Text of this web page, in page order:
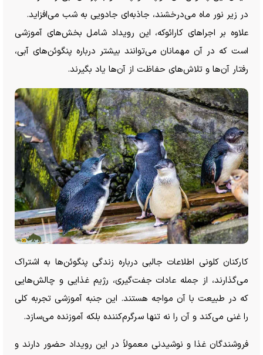
در زیر نور ماه می‌درخشند، جاذبه‌ای جادویی به شب می‌افزاید.
علاوه بر اجرا‌های کارائوکه، این رویداد شامل بخش‌های آموزشی
است که در آن مهمانان می‌توانند بیشتر درباره پنگوئن‌های آبی،
رفتار آن‌ها و تلاش‌های حفاظت از آن‌ها یاد بگیرند.
کارکنان کلونی اطلاعات جالبی درباره زندگی پنگوئن‌ها به اشتراک
می‌گذارند، از جمله عادات جفت‌گیری، رژیم غذایی و چالش‌هایی
که در طبیعت با آن مواجه هستند. این جنبه آموزشی تجربه کلی
را غنی می‌کند و آن را نه تنها سرگرم‌کننده بلکه آموزنده می‌سازد.
فروشندگان غذا و نوشیدنی معمولاً در این رویداد حضور دارند و